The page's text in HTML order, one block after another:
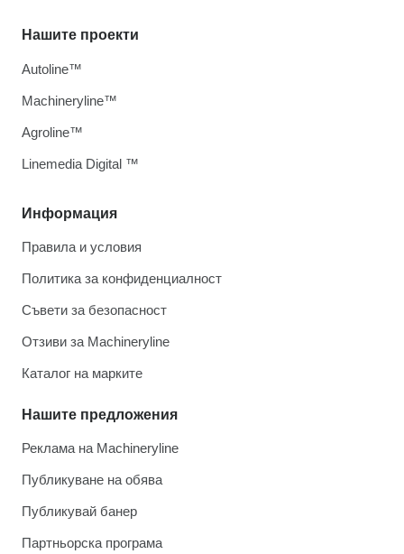
Информация
Правила и условия
Политика за конфиденциалност
Съвети за безопасност
Отзиви за Machineryline
Каталог на марките
Нашите предложения
Реклама на Machineryline
Публикуване на обява
Публикувай банер
Партньорска програма
Нашите проекти
Autoline™
Machineryline™
Agroline™
Linemedia Digital ™